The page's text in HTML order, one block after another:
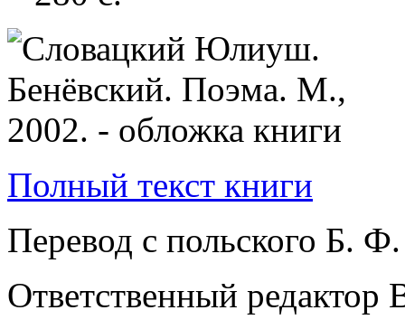
Полный текст книги
Перевод с польского Б. Ф.
Ответственный